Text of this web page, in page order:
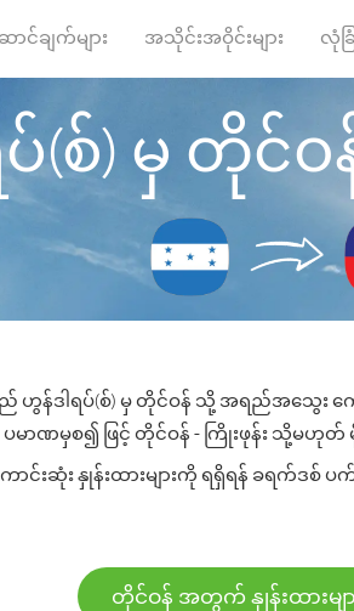
င်ချက်များ အသိုင်းအဝိုင်းများ လုံခ
(စ်) မှ တိုင်ဝ
ည် ဟွန်ဒါရပ်(စ်) မှ တိုင်ဝန် သို့ အရည်အသွေး က
ပမာဏမှစ၍ ဖြင့် တိုင်ဝန် - ကြိုးဖုန်း သို့မဟု
းဆုံး နှုန်းထားများကို ရရှိရန် ခရက်ဒစ်
တိုင်ဝန် အတွက် နှုန်းထားမျ